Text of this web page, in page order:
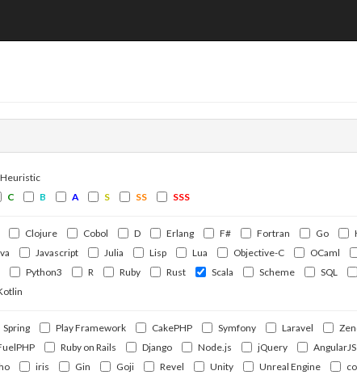
C B A S SS SSS
Clojure Cobol D Erlang F# Fortran Go
Javascript Julia Lisp Lua Objective-C OCaml
Python3 R Ruby Rust Scala Scheme SQL
Spring Play Framework CakePHP Symfony Laravel
Ruby on Rails Django Node.js jQuery AngularJS
iris Gin Goji Revel Unity Unreal Engine